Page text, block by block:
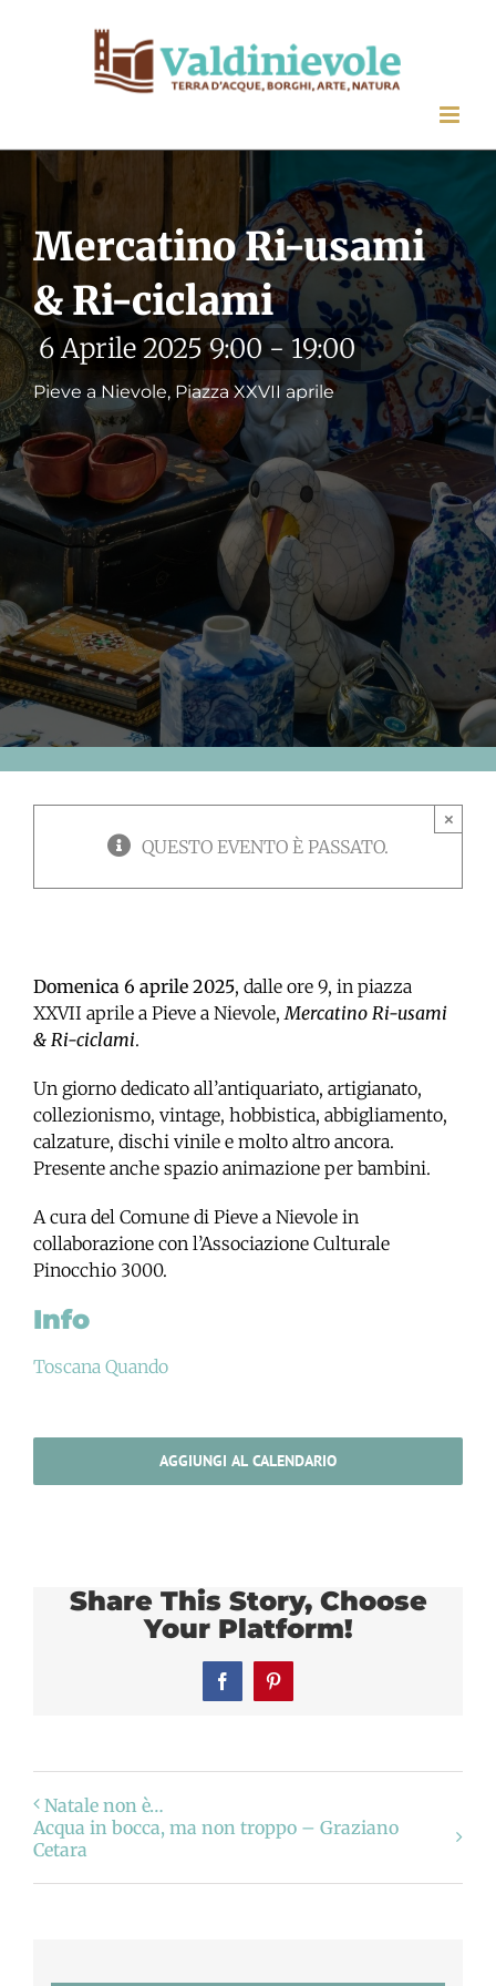
Mercatino Ri-usami
& Ri-ciclami
6 Aprile 2025 9:00- 19:00
Pieve a Nievole, Piazza XXVII aprile
QUESTO EVENTO È PASSATO.
×
Domenica 6 aprile 2025, dalle ore 9, in piazza
XXVII aprile a Pieve a Nievole, Mercatino Ri-usami
& Ri-ciclami.
Un giorno dedicato all’antiquariato, artigianato,
collezionismo, vintage, hobbistica, abbigliamento,
calzature, dischi vinile e molto altro ancora.
Presente anche spazio animazione per bambini.
A cura del Comune di Pieve a Nievole in
collaborazione con l’Associazione Culturale
Pinocchio 3000.
Info
Toscana Quando
AGGIUNGI AL CALENDARIO
Share This Story, Choose
Your Platform!
FacebookPinterest
Natale non è…
Acqua in bocca, ma non troppo – Graziano
Cetara